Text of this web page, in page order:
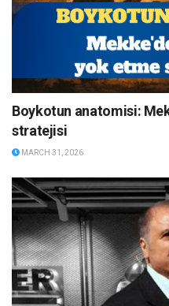
Boykotun anatomisi:
stratejisi
MARCH 31, 2026